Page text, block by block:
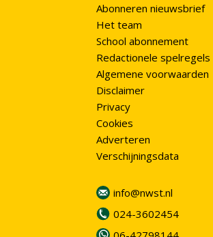
Abonneren nieuwsbrief
Het team
School abonnement
Redactionele spelregels
Algemene voorwaarden
Disclaimer
Privacy
Cookies
Adverteren
Verschijningsdata
info@nwst.nl
024-3602454